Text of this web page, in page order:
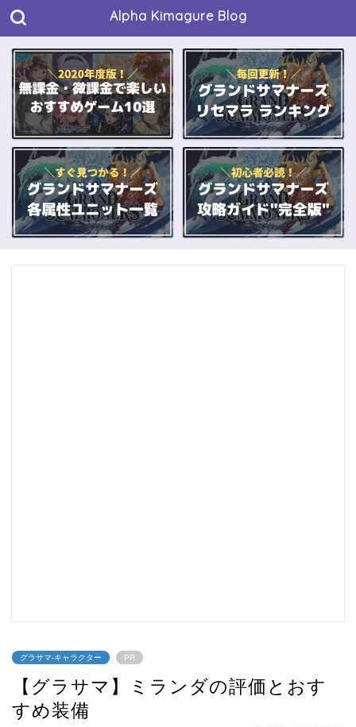
Alpha Kimagure Blog
グラサマ-キャラクター PR
【グラサマ】ミランダの評価とおす
すめ装備